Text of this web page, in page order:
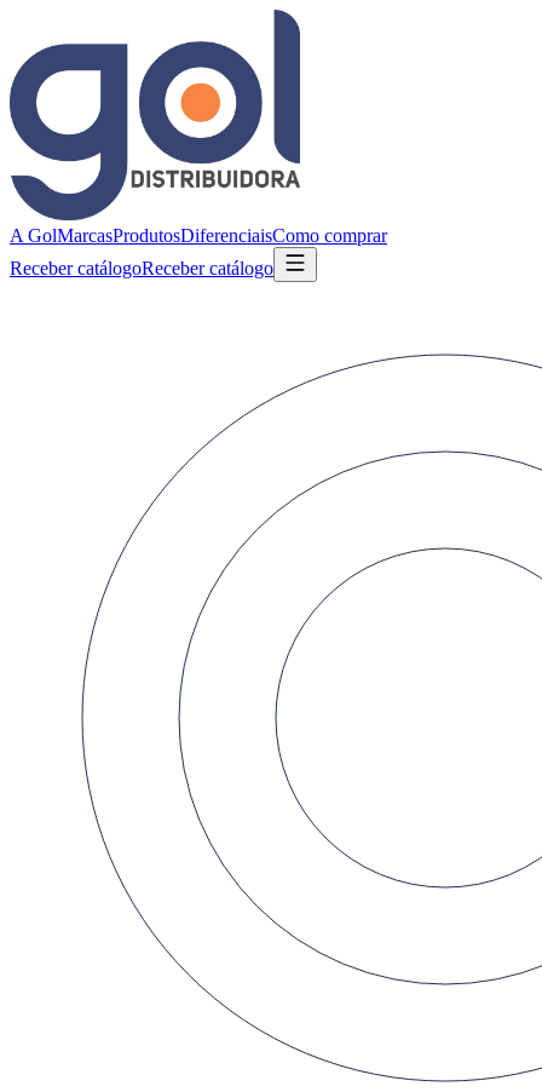
A GolMarcasProdutosDiferenciaisComo comprar
Receber catálogoReceber catálogo